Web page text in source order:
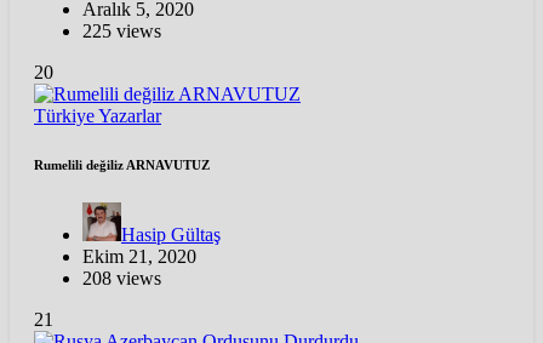
Aralık 5, 2020
225 views
20
TürkiyeYazarlar
Rumelili değiliz ARNAVUTUZ
Hasip Gültaş
Ekim 21, 2020
208 views
21